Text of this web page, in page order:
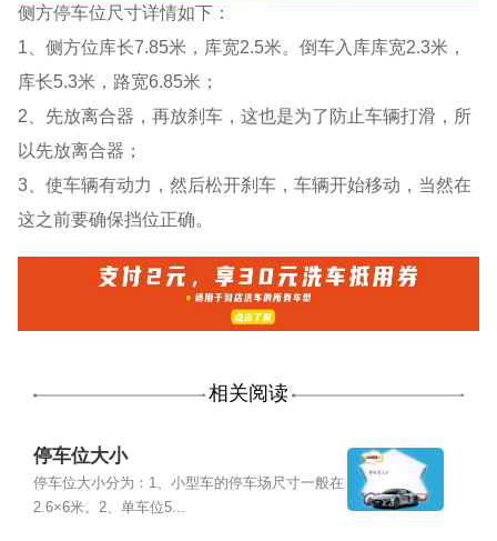
侧方停车位尺寸详情如下：
1、侧方位库长7.85米，库宽2.5米。倒车入库库宽2.3米，
库长5.3米，路宽6.85米；
2、先放离合器，再放刹车，这也是为了防止车辆打滑，所
以先放离合器；
3、使车辆有动力，然后松开刹车，车辆开始移动，当然在
这之前要确保挡位正确。
相关阅读
停车位大小
停车位大小分为：1、小型车的停车场尺寸一般在
2.6×6米。2、单车位5...